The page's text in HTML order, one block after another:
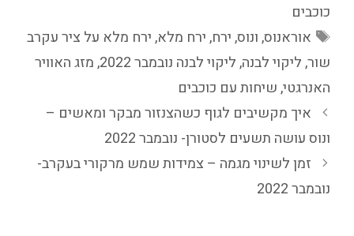
כוכבים
תגיות
אוראנוס,ונוס,ירח,ירח מלא,ירח מלא על ציר עקרב
שור,ליקוי לבנה,ליקוי לבנה נובמבר 2022 ,מזג האוויר
האנרגטי,שיחות עם כוכבים
איך מקשיבים לגוף כשהצנזור מבקר ומאשים –
ונוס עושה תשעים לסטורן- נובמבר 2022
זמן לשינוי מגמה – צמידות שמש מרקורי בעקרב-
נובמבר 2022